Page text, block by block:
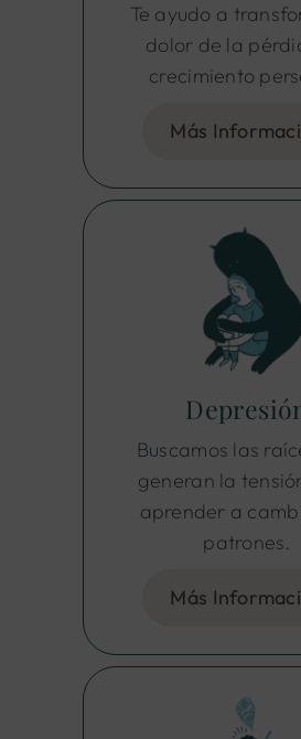
Te ayudo a
dolor de la
crecimiento
Más
Buscamos las
generan la
aprender a
patrones.
Más